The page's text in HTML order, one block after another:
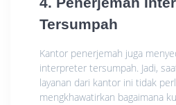
Tersumpah
Kantor penerjemah juga
interpreter tersumpah. Jadi,
layanan dari kantor ini tidak
mengkhawatirkan bagaimana